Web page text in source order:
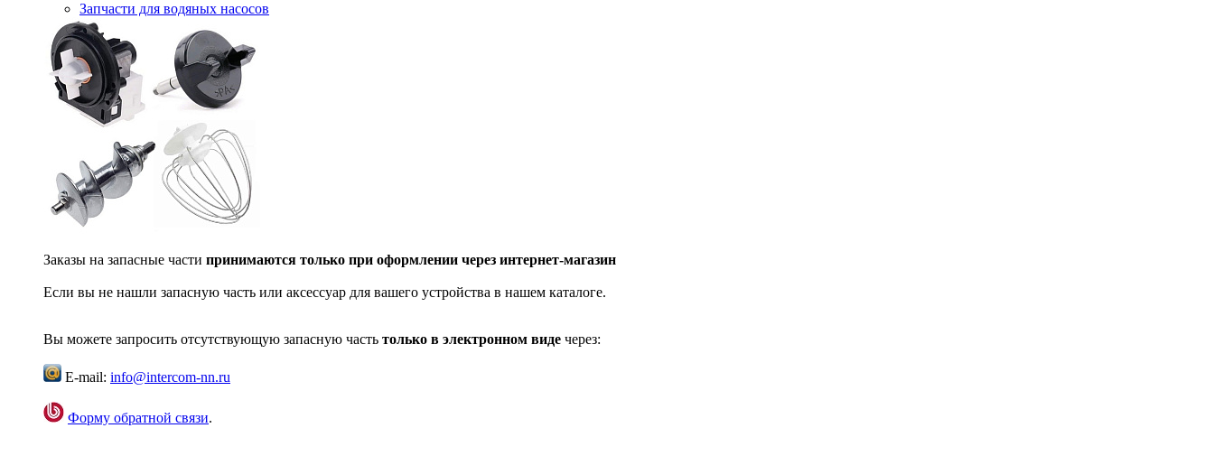
Запчасти для водяных насосов
Заказы на запасные части принимаются только при оформлении через интернет-магазин
Если вы не нашли запасную часть или аксессуар для вашего устройства в нашем каталоге.
Вы можете запросить отсутствующую запасную часть только в электронном виде через:
E-mail: info@intercom-nn.ru
Форму обратной связи.